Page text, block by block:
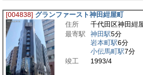
[004838] グランファースト神田紺屋町
住所
千代田区神田紺
最寄駅
神田駅5分
岩本町駅6分
小伝馬町駅7分
竣工
1993/4